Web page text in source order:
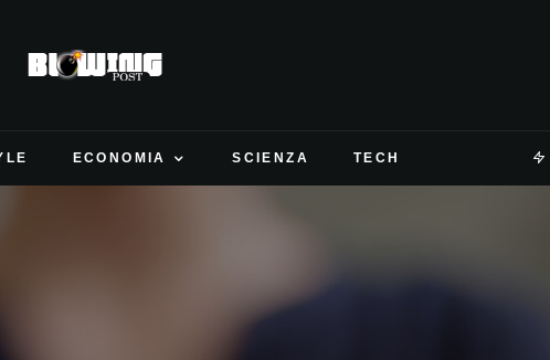
ECONOMIA SCIENZA TECH